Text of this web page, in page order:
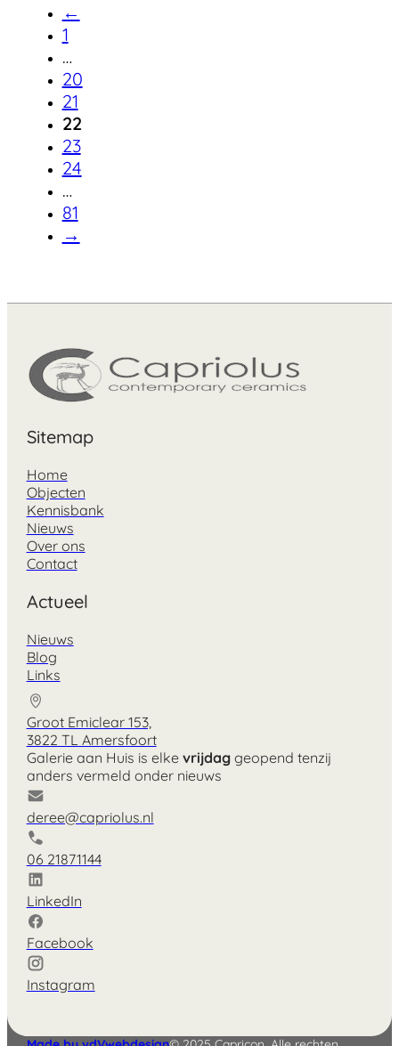
←
1
…
20
21
22
23
24
…
81
→
Sitemap
Home
Objecten
Kennisbank
Nieuws
Over ons
Contact
Actueel
Nieuws
Blog
Links
Groot Emiclear 153,
3822 TL Amersfoort
Galerie aan Huis is elke vrijdaggeopend tenzij
anders vermeld onder nieuws
deree@capriolus.nl
06 21871144
LinkedIn
Facebook
Instagram